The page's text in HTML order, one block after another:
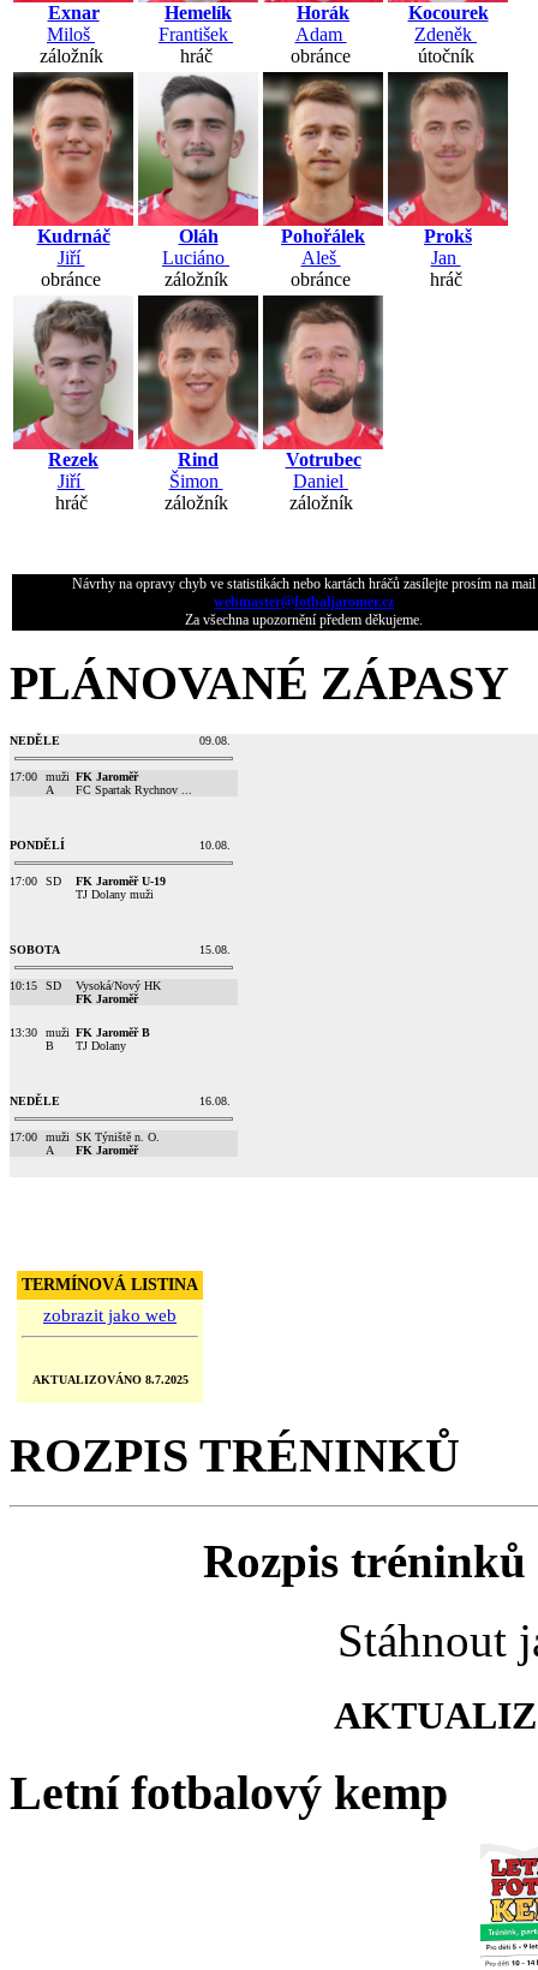
Exnar
Miloš
záložník
Hemelík
František
hráč
Horák
Adam
obránce
Kocourek
Zdeněk
útočník
Kudrnáč
Jiří
obránce
Oláh
Luciáno
záložník
Pohořálek
Aleš
obránce
Prokš
Jan
hráč
Rezek
Jiří
hráč
Rind
Šimon
záložník
Votrubec
Daniel
záložník
Návrhy na opravy chyb ve statistikách nebo kartách hráčů zasílejte prosím na mail
webmaster@fotbaljaromer.cz
Za všechna upozornění předem děkujeme.
PLÁNOVANÉ ZÁPASY
NEDĚLE 09.08.
17:00
muži
A
FK Jaroměř
FC Spartak Rychnov ...
PONDĚLÍ 10.08.
17:00 SD
FK Jaroměř U-19
TJ Dolany muži
SOBOTA 15.08.
10:15 SD
Vysoká/Nový HK
FK Jaroměř
13:30
muži
B
FK Jaroměř B
TJ Dolany
NEDĚLE 16.08.
17:00
muži
A
SK Týniště n. O.
FK Jaroměř
TERMÍNOVÁ LISTINA
zobrazit jako web
AKTUALIZOVÁNO 8.7.2025
ROZPIS TRÉNINKŮ
Rozpis tréninků
Stáhnout
Letní fotbalový kemp